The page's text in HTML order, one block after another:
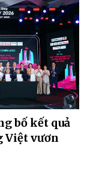
bố kết quả
Việt vươn